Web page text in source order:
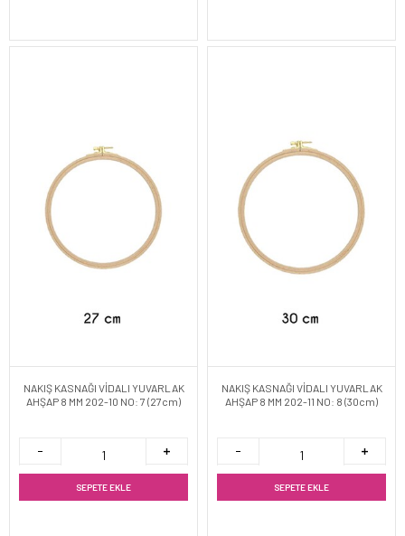
NAKIŞ KASNAĞI VİDALI YUVARLAK
AHŞAP 8 MM 202-10 NO: 7 (27cm)
SEPETE EKLE
NAKIŞ KASNAĞI VİDALI YUVARLAK
AHŞAP 8 MM 202-11 NO: 8 (30cm)
SEPETE EKLE